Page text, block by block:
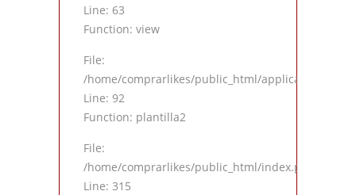
Line: 63
Function: view
File:
/home/comprarlikes/public_html/application/
Line: 92
Function: plantilla2
File:
/home/comprarlikes/public_html/index.php
Line: 315